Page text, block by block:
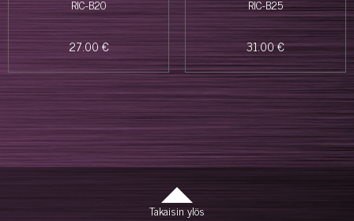
RIC-B20
27.00 €
RIC-B25
31.00 €
Takaisin ylös